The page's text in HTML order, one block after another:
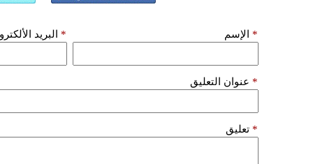
الإسم * البريد *
عنوان التعليق *
تعليق *